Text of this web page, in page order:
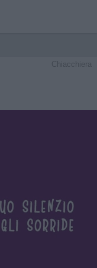
Chiacchiera